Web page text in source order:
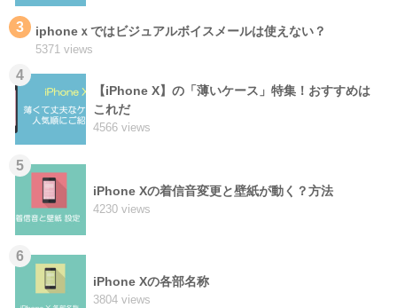
3 iphoneｘではビジュアルボイスメールは使えない？
5371 views
4
【iPhone X】の「薄いケース」特集！おすすめは
これだ
4566 views
5
iPhone Xの着信音変更と壁紙が動く？方法
4230 views
6
iPhone Xの各部名称
3804 views